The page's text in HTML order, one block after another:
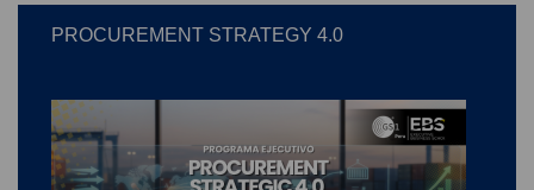
PROCUREMENT STRATEGY 4.0